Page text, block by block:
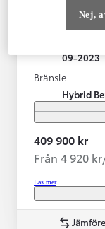
09-2023
Bränsle
Hybrid
409 900 kr
Från 4 920
Läs mer
Nej,